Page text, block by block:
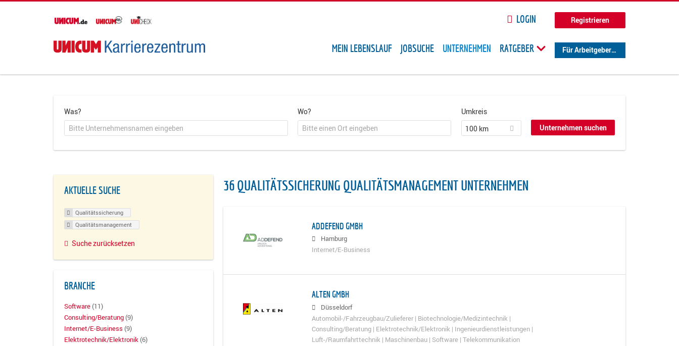
LOGIN Registrieren
MEIN LEBENSLAUF JOBSUCHE UNTERNEHMEN RATGEBER Für Arbeitgeber
Was? Wo?
Umkreis
100 km
36 QUALITÄTSSICHERUNG QUALITÄTSMANAGEMENT UNTERNEHMEN
ADDEFEND GMBH
Hamburg
Internet/E-Business
ALTEN GMBH
Düsseldorf
Automobil-/Fahrzeugbau/Zulieferer | Biotechnologie/Medizintechnik |
Consulting/Beratung | Elektrotechnik/Elektronik | Ingenieurdienstleistungen |
Luft-/Raumfahrttechnik | Maschinenbau | Software | Telekommunikation
AKTUELLE SUCHE
Qualitätssicherung
Qualitätsmanagement
Suche zurücksetzen
BRANCHE
Software (11)
Consulting/Beratung (9)
Internet/E-Business (9)
Elektrotechnik/Elektronik (6)